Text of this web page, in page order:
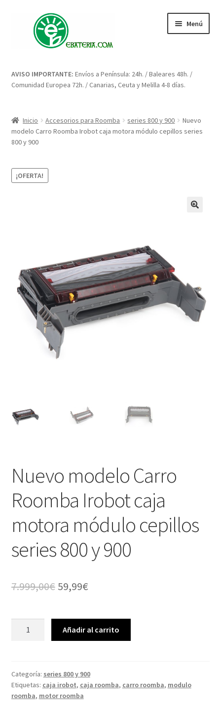
contenido
Menú
Blog: artículos y consejos
Condiciones
Contacto
Pedido
AVISO IMPORTANTE: Envíos a Península: 24h. / Baleares 48h. /
Comunidad Europea 72h. / Canarias, Ceuta y Melilla 4-8 días.
Inicio Accesorios para Roomba series 800 y 900
Nuevo
modelo Carro Roomba Irobot caja motora módulo cepillos series
800 y 900
¡OFERTA!
Nuevo modelo Carro
Roomba Irobot caja
motora módulo cepillos
series 800 y 900
7.999,00€ El
original
era:
59,99€El
actual
es:
Irobot
caja
motora
Añadir al carrito
Categoría: series 800 y 900
Etiquetas: caja irobot, caja roomba, carro roomba, modulo
roomba, motor roomba